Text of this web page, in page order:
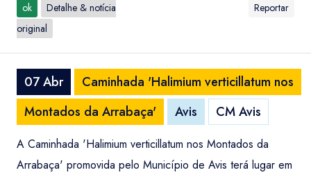
ok
Detalhe & notícia
original
Reportar
07 Abr
Caminhada 'Halimium verticillatum nos
Montados da Arrabaça'
Avis CM Avis
A Caminhada 'Halimium verticillatum nos Montados da
Arrabaça' promovida pelo Município de Avis terá lugar em